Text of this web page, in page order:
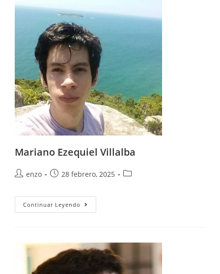
Mariano Ezequiel Villalba
enzo 28 febrero, 2025
Continuar Leyendo